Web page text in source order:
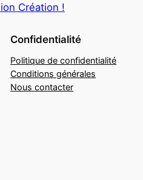
Création !
Confidentialité
Politique de confidentialité
Conditions générales
Nous contacter